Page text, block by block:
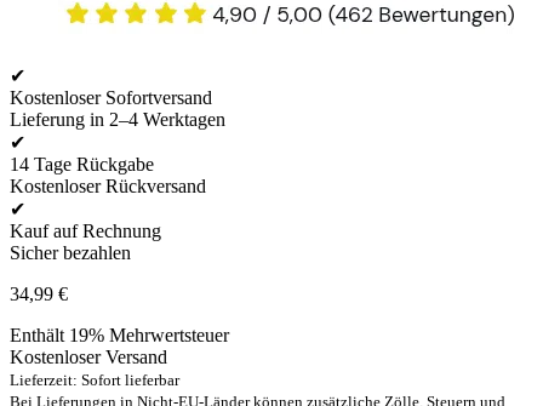
✔
Kostenloser Sofortversand
Lieferung in 2–4 Werktagen
✔
14 Tage Rückgabe
Kostenloser Rückversand
✔
Kauf auf Rechnung
Sicher bezahlen
34,99 €
Enthält 19% Mehrwertsteuer
Kostenloser Versand
Lieferzeit: Sofort lieferbar
Bei Lieferungen in Nicht-EU-Länder können zusätzliche Zölle, Steuern und